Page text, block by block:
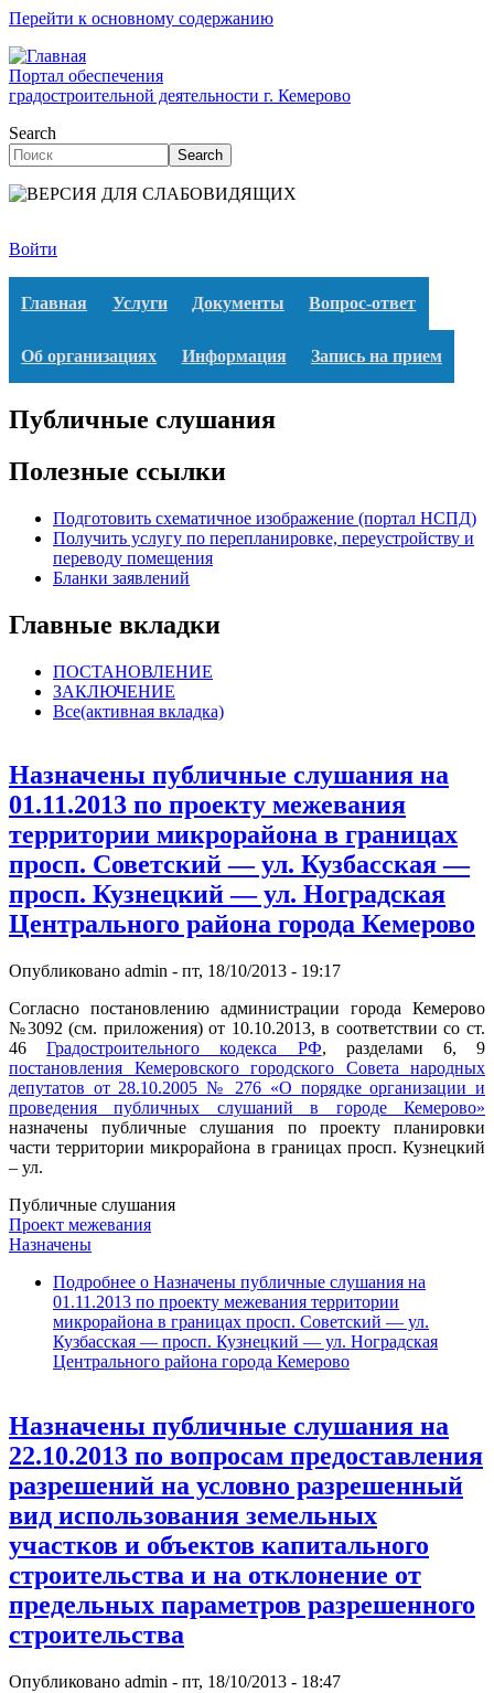
Перейти к основному содержанию
Портал обеспечения
градостроительной деятельности г. Кемерово
Search
Search
Войти
Главная Услуги Документы Вопрос-ответ
Об организациях Информация Запись на прием
Публичные слушания
Полезные ссылки
Подготовить схематичное изображение (портал НСПД)
Получить услугу по перепланировке, переустройству и
переводу помещения
Бланки заявлений
Главные вкладки
ПОСТАНОВЛЕНИЕ
ЗАКЛЮЧЕНИЕ
Все(активная вкладка)
Назначены публичные слушания на
01.11.2013 по проекту межевания
территории микрорайона в границах
просп. Советский — ул. Кузбасская —
просп. Кузнецкий — ул. Ноградская
Центрального района города Кемерово
Опубликовано admin - пт, 18/10/2013 - 19:17
Согласно постановлению администрации города Кемерово
№3092 (см. приложения) от 10.10.2013, в соответствии со ст.
46Градостроительного кодекса РФ, разделами 6, 9
постановления Кемеровского городского Совета народных
депутатов от 28.10.2005 № 276 «О порядке организации и
проведения публичных слушаний в городе Кемерово»
назначены публичные слушания по проекту планировки
части территории микрорайона в границах просп. Кузнецкий
– ул.
Публичные слушания
Проект межевания
Назначены
Подробнее о Назначены публичные слушания на
01.11.2013 по проекту межевания территории
микрорайона в границах просп. Советский — ул.
Кузбасская — просп. Кузнецкий — ул. Ноградская
Центрального района города Кемерово
Назначены публичные слушания на
22.10.2013 по вопросам предоставления
разрешений на условно разрешенный
вид использования земельных
участков и объектов капитального
строительства и на отклонение от
предельных параметров разрешенного
строительства
Опубликовано admin - пт, 18/10/2013 - 18:47